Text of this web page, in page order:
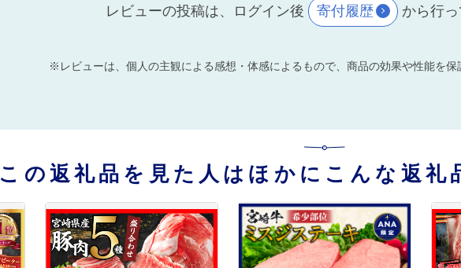
レビューの投稿は、ログイン後 寄付履歴 から行っ
※レビューは、個人の主観による感想・体感によるもので、商品の効果や性能を保
この返礼品を見た人はほかにこんな返礼